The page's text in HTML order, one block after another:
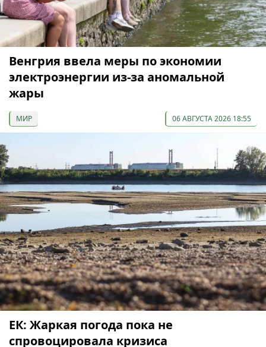
Венгрия ввела меры по экономии
электроэнергии из-за аномальной
жары
МИР 06 АВГУСТА 2026 18:55
ЕК: Жаркая погода пока не
спровоцировала кризиса